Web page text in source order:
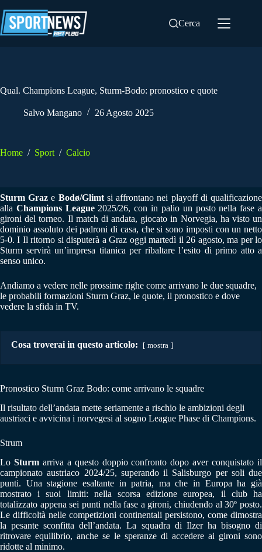
al
contenuto
Cerca
Qual. Champions League, Sturm-Bodo: pronostico e quote
Salvo Mangano 26 Agosto 2025
Home / Sport / Calcio
Sturm Graz e Bodø/Glimtsi affrontano nei playoff di qualificazione
alla Champions League2025/26, con in palio un posto nella fase a
gironi del torneo. Il match di andata, giocato in Norvegia, ha visto un
dominio assoluto dei padroni di casa, che si sono imposti con un netto
5‑0. I Il ritorno si disputerà a Graz oggi martedì il 26 agosto, ma per lo
Sturm servirà un’impresa titanica per ribaltare l’esito di primo atto a
senso unico.
Andiamo a vedere nelle prossime righe come arrivano le due squadre,
le probabili formazioni Sturm Graz, le quote, il pronostico e dove
vedere la sfida in TV.
Cosa troverai in questo articolo: mostra
Pronostico Sturm Graz Bodo: come arrivano le squadre
Il risultato dell’andata mette seriamente a rischio le ambizioni degli
austriaci e avvicina i norvegesi al sogno League Phase di Champions.
Strum
Lo Sturmarriva a questo doppio confronto dopo aver conquistato il
campionato austriaco 2024/25, superando il Salisburgo per soli due
punti. Una stagione esaltante in patria, ma che in Europa ha già
mostrato i suoi limiti: nella scorsa edizione europea, il club ha
totalizzato appena sei punti nella fase a gironi, chiudendo al 30º posto.
Le difficoltà nelle competizioni continentali persistono, come dimostra
la pesante sconfitta dell’andata. La squadra di Ilzer ha bisogno di
ritrovare equilibrio, anche se le speranze di accedere ai gironi sono
ridotte al minimo.